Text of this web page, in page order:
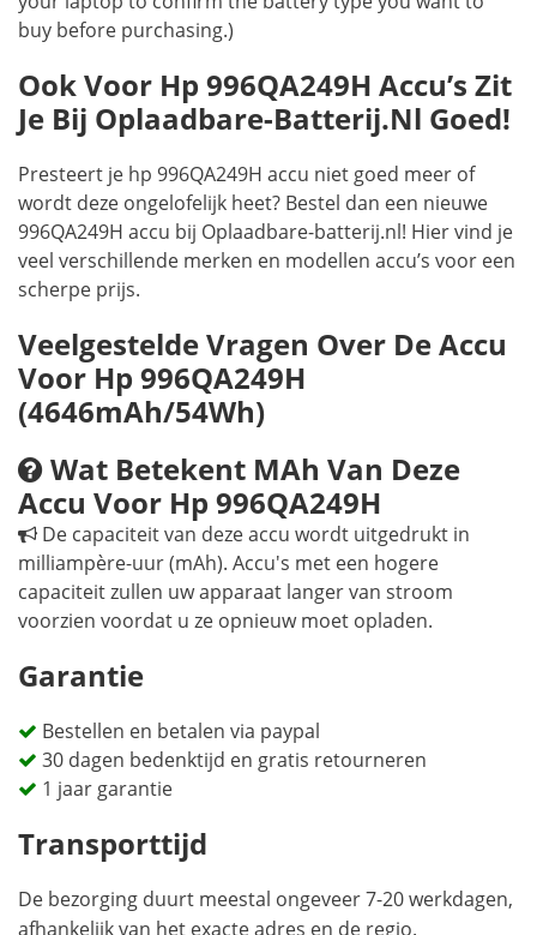
buy before purchasing.)
Ook Voor Hp 996QA249H Accu’s Zit
Je Bij Oplaadbare-Batterij.nl Goed!
Presteert je hp 996QA249H accu niet goed meer of
wordt deze ongelofelijk heet? Bestel dan een nieuwe
996QA249H accu bij Oplaadbare-batterij.nl! Hier vind je
veel verschillende merken en modellen accu’s voor een
scherpe prijs.
Veelgestelde Vragen Over De Accu
Voor Hp 996QA249H
(4646mAh/54Wh)
Wat Betekent MAh Van Deze
Accu Voor Hp 996QA249H
De capaciteit van deze accu wordt uitgedrukt in
milliampère-uur (mAh). Accu's met een hogere
capaciteit zullen uw apparaat langer van stroom
voorzien voordat u ze opnieuw moet opladen.
Garantie
Bestellen en betalen via paypal
30 dagen bedenktijd en gratis retourneren
1 jaar garantie
Transporttijd
De bezorging duurt meestal ongeveer 7-20 werkdagen,
afhankelijk van het exacte adres en de regio.